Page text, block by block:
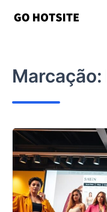
Marcação: